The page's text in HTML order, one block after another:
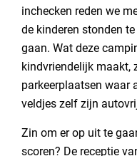
inchecken reden we
de kinderen stonden
gaan. Wat deze
kindvriendelijk maakt,
parkeerplaatsen waar
veldjes zelf zijn
Zin om er op uit te
scoren? De receptie